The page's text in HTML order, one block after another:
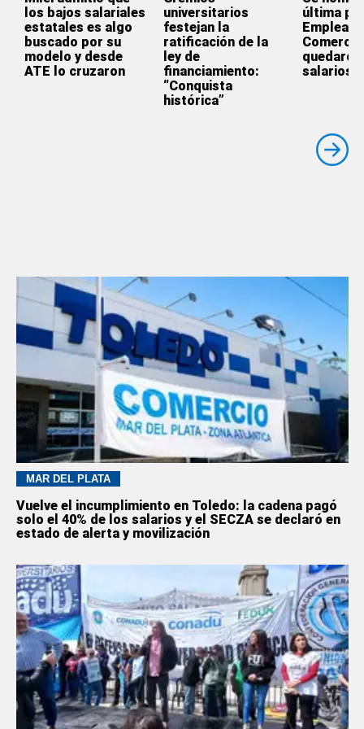
los bajos salariales
estatales es algo
buscado por su
modelo y desde
ATE lo cruzaron
universitarios
festejan la
ratificación de la
ley de
financiamiento:
“Conquista
histórica”
última
salarios
MAR DEL PLATA
Vuelve el incumplimiento en Toledo: la cadena pagó
solo el 40% de los salarios y el SECZA se declaró en
estado de alerta y movilización